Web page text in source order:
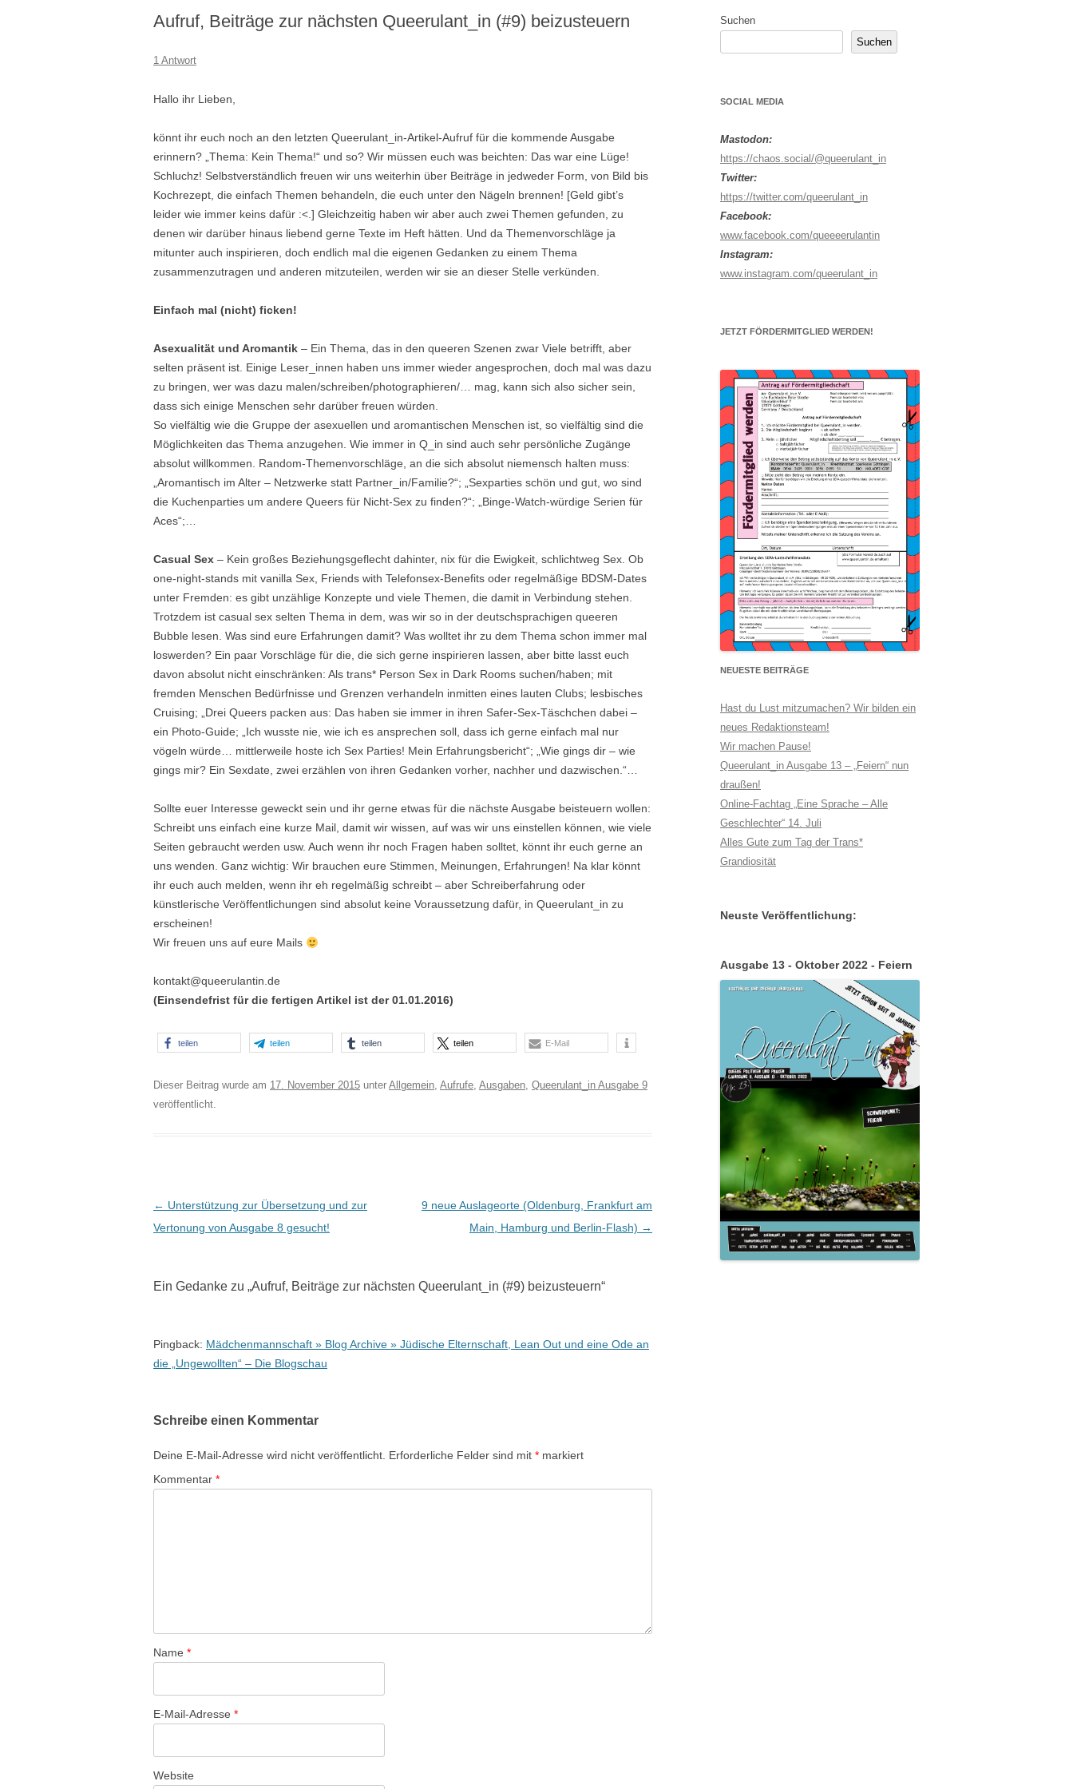
CASUAL SEX)
QUEERULANT_IN AUSGABE 6
(GIRLFAGS UND GUYDYKES)
QUEERULANT_IN AUSGABE 4
(KEIN SCHWERPUNKT)
GESCHLECHTSIDENTITÄT)
QUEERULANT_IN AUSGABE 1
(KEIN SCHWERPUNKT)
Aufruf, Beiträge zur nächsten Queerulant_in (#9) beizusteuern
1 Antwort
Hallo ihr Lieben,
könnt ihr euch noch an den letzten Queerulant_in-Artikel-Aufruf für die kommende Ausgabe
erinnern? „Thema: Kein Thema!“ und so? Wir müssen euch was beichten: Das war eine Lüge!
Schluchz! Selbstverständlich freuen wir uns weiterhin über Beiträge in jedweder Form, von Bild bis
Kochrezept, die einfach Themen behandeln, die euch unter den Nägeln brennen! [Geld gibt’s
leider wie immer keins dafür :<.] Gleichzeitig haben wir aber auch zwei Themen gefunden, zu
denen wir darüber hinaus liebend gerne Texte im Heft hätten. Und da Themenvorschläge ja
mitunter auch inspirieren, doch endlich mal die eigenen Gedanken zu einem Thema
zusammenzutragen und anderen mitzuteilen, werden wir sie an dieser Stelle verkünden.
Einfach mal (nicht) ficken!
Asexualität und Aromantik – Ein Thema, das in den queeren Szenen zwar Viele betrifft, aber
selten präsent ist. Einige Leser_innen haben uns immer wieder angesprochen, doch mal was dazu
zu bringen, wer was dazu malen/schreiben/photographieren/… mag, kann sich also sicher sein,
dass sich einige Menschen sehr darüber freuen würden.
So vielfältig wie die Gruppe der asexuellen und aromantischen Menschen ist, so vielfältig sind die
Möglichkeiten das Thema anzugehen. Wie immer in Q_in sind auch sehr persönliche Zugänge
absolut willkommen. Random-Themenvorschläge, an die sich absolut niemensch halten muss:
„Aromantisch im Alter – Netzwerke statt Partner_in/Familie?“; „Sexparties schön und gut, wo sind
die Kuchenparties um andere Queers für Nicht-Sex zu finden?“; „Binge-Watch-würdige Serien für
Aces“;…
Casual Sex – Kein großes Beziehungsgeflecht dahinter, nix für die Ewigkeit, schlichtweg Sex. Ob
one-night-stands mit vanilla Sex, Friends with Telefonsex-Benefits oder regelmäßige BDSM-Dates
unter Fremden: es gibt unzählige Konzepte und viele Themen, die damit in Verbindung stehen.
Trotzdem ist casual sex selten Thema in dem, was wir so in der deutschsprachigen queeren
Bubble lesen. Was sind eure Erfahrungen damit? Was wolltet ihr zu dem Thema schon immer mal
loswerden? Ein paar Vorschläge für die, die sich gerne inspirieren lassen, aber bitte lasst euch
davon absolut nicht einschränken: Als trans* Person Sex in Dark Rooms suchen/haben; mit
fremden Menschen Bedürfnisse und Grenzen verhandeln inmitten eines lauten Clubs; lesbisches
Cruising; „Drei Queers packen aus: Das haben sie immer in ihren Safer-Sex-Täschchen dabei –
ein Photo-Guide; „Ich wusste nie, wie ich es ansprechen soll, dass ich gerne einfach mal nur
vögeln würde… mittlerweile hoste ich Sex Parties! Mein Erfahrungsbericht“; „Wie gings dir – wie
gings mir? Ein Sexdate, zwei erzählen von ihren Gedanken vorher, nachher und dazwischen.“…
Sollte euer Interesse geweckt sein und ihr gerne etwas für die nächste Ausgabe beisteuern wollen:
Schreibt uns einfach eine kurze Mail, damit wir wissen, auf was wir uns einstellen können, wie viele
Seiten gebraucht werden usw. Auch wenn ihr noch Fragen haben solltet, könnt ihr euch gerne an
uns wenden. Ganz wichtig: Wir brauchen eure Stimmen, Meinungen, Erfahrungen! Na klar könnt
ihr euch auch melden, wenn ihr eh regelmäßig schreibt – aber Schreiberfahrung oder
künstlerische Veröffentlichungen sind absolut keine Voraussetzung dafür, in Queerulant_in zu
erscheinen!
Wir freuen uns auf eure Mails
kontakt@queerulantin.de
(Einsendefrist für die fertigen Artikel ist der 01.01.2016)
teilen teilen teilen teilen E-Mail
Dieser Beitrag wurde am 17. November 2015 unter Allgemein, Aufrufe, Ausgaben, Queerulant_in Ausgabe 9
veröffentlicht.
Beitrags-
Navigation
← Unterstützung zur Übersetzung und zur
Vertonung von Ausgabe 8 gesucht!
9 neue Auslageorte (Oldenburg, Frankfurt am
Main, Hamburg und Berlin-Flash) →
Ein Gedanke zu „Aufruf, Beiträge zur nächsten Queerulant_in (#9) beizusteuern“
Pingback: Mädchenmannschaft » Blog Archive » Jüdische Elternschaft, Lean Out und eine Ode an
die „Ungewollten“ – Die Blogschau
Schreibe einen Kommentar
Deine E-Mail-Adresse wird nicht veröffentlicht. Erforderliche Felder sind mit * markiert
Kommentar *
Name *
E-Mail-Adresse *
Website
Suchen
Suchen
SOCIAL MEDIA
Mastodon:
https://chaos.social/@queerulant_in
Twitter:
https://twitter.com/queerulant_in
Facebook:
www.facebook.com/queeeerulantin
Instagram:
www.instagram.com/queerulant_in
JETZT FÖRDERMITGLIED WERDEN!
NEUESTE BEITRÄGE
Hast du Lust mitzumachen? Wir bilden ein
neues Redaktionsteam!
Wir machen Pause!
Queerulant_in Ausgabe 13 – „Feiern“ nun
draußen!
Online-Fachtag „Eine Sprache – Alle
Geschlechter“ 14. Juli
Alles Gute zum Tag der Trans*
Grandiosität
Neuste Veröffentlichung:
Ausgabe 13 - Oktober 2022 - Feiern